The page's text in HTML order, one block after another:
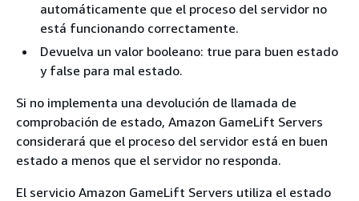
automáticamente que el proceso del servidor no
está funcionando correctamente.
Devuelva un valor booleano: true para buen estado
y false para mal estado.
Si no implementa una devolución de llamada de
comprobación de estado, Amazon GameLift Servers
considerará que el proceso del servidor está en buen
estado a menos que el servidor no responda.
El servicio Amazon GameLift Servers utiliza el estado